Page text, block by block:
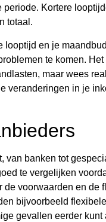
Kortere
totaal.
en je
te komen.
maar wees
veranderingen in je
van banken tot
te vergelijken
de voorwaarden en de
bijvoorbeeld flexibele
gevallen eerder kunt